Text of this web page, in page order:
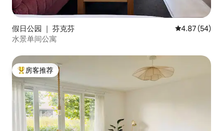
假日公园 ｜ 芬克芬 平均评分
4.87 (54)
水景单间公寓
热门「房客推荐」
房客推荐